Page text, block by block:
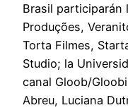
Brasil participarán
Produções,
Torta Filmes,
Studio; la
canal Gloob/
Abreu, Luciana